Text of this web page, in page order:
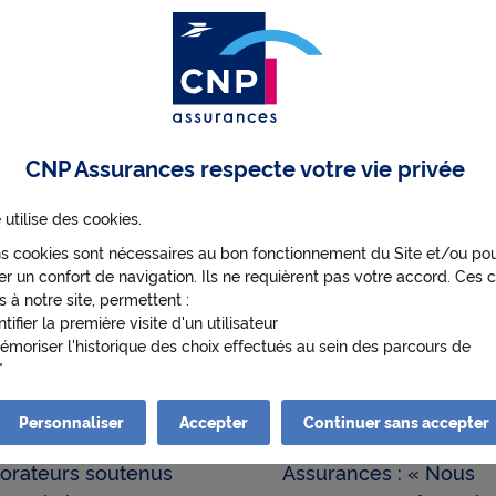
04/05/2023
: les projets
2023 de nos
soutenus
Publié le 17/02/2023
Stéphane Dedeyan,
directeur général de
Assurances : « Nous
CNP Assurances respecte votre vie privée
utilise des cookies.
cookies sont nécessaires au bon fonctionnement du Site et/ou
un confort de navigation. Ils ne requièrent pas votre accord. Ces
à notre site, permettent :
la première visite d'un utilisateur
l'historique des choix effectués au sein des parcours de
afin d'optimiser ses contenus et sa navigation.
cookies nécessitant votre accord pourront être déposés. Leurs
suivantes :
Personnaliser Accepter Continuer sans accepter